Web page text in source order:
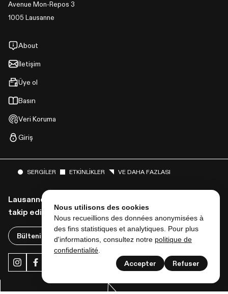
Avenue Mon-Repos 3
1005 Lausanne
About
İletişim
Üye ol
Basın
Veri Koruma
Giriş
SERGILER ETKINLIKLER VE DAHA FAZLASI
Lausanne musées'den tüm haberleri almak için bizi
takip edin!
Bültenimize abone ol
Nous utilisons des cookies
Nous recueillions des données anonymisées à
des fins statistiques et analytiques. Pour plus
d'informations, consultez notre politique de
confidentialité
Accepter Refuser